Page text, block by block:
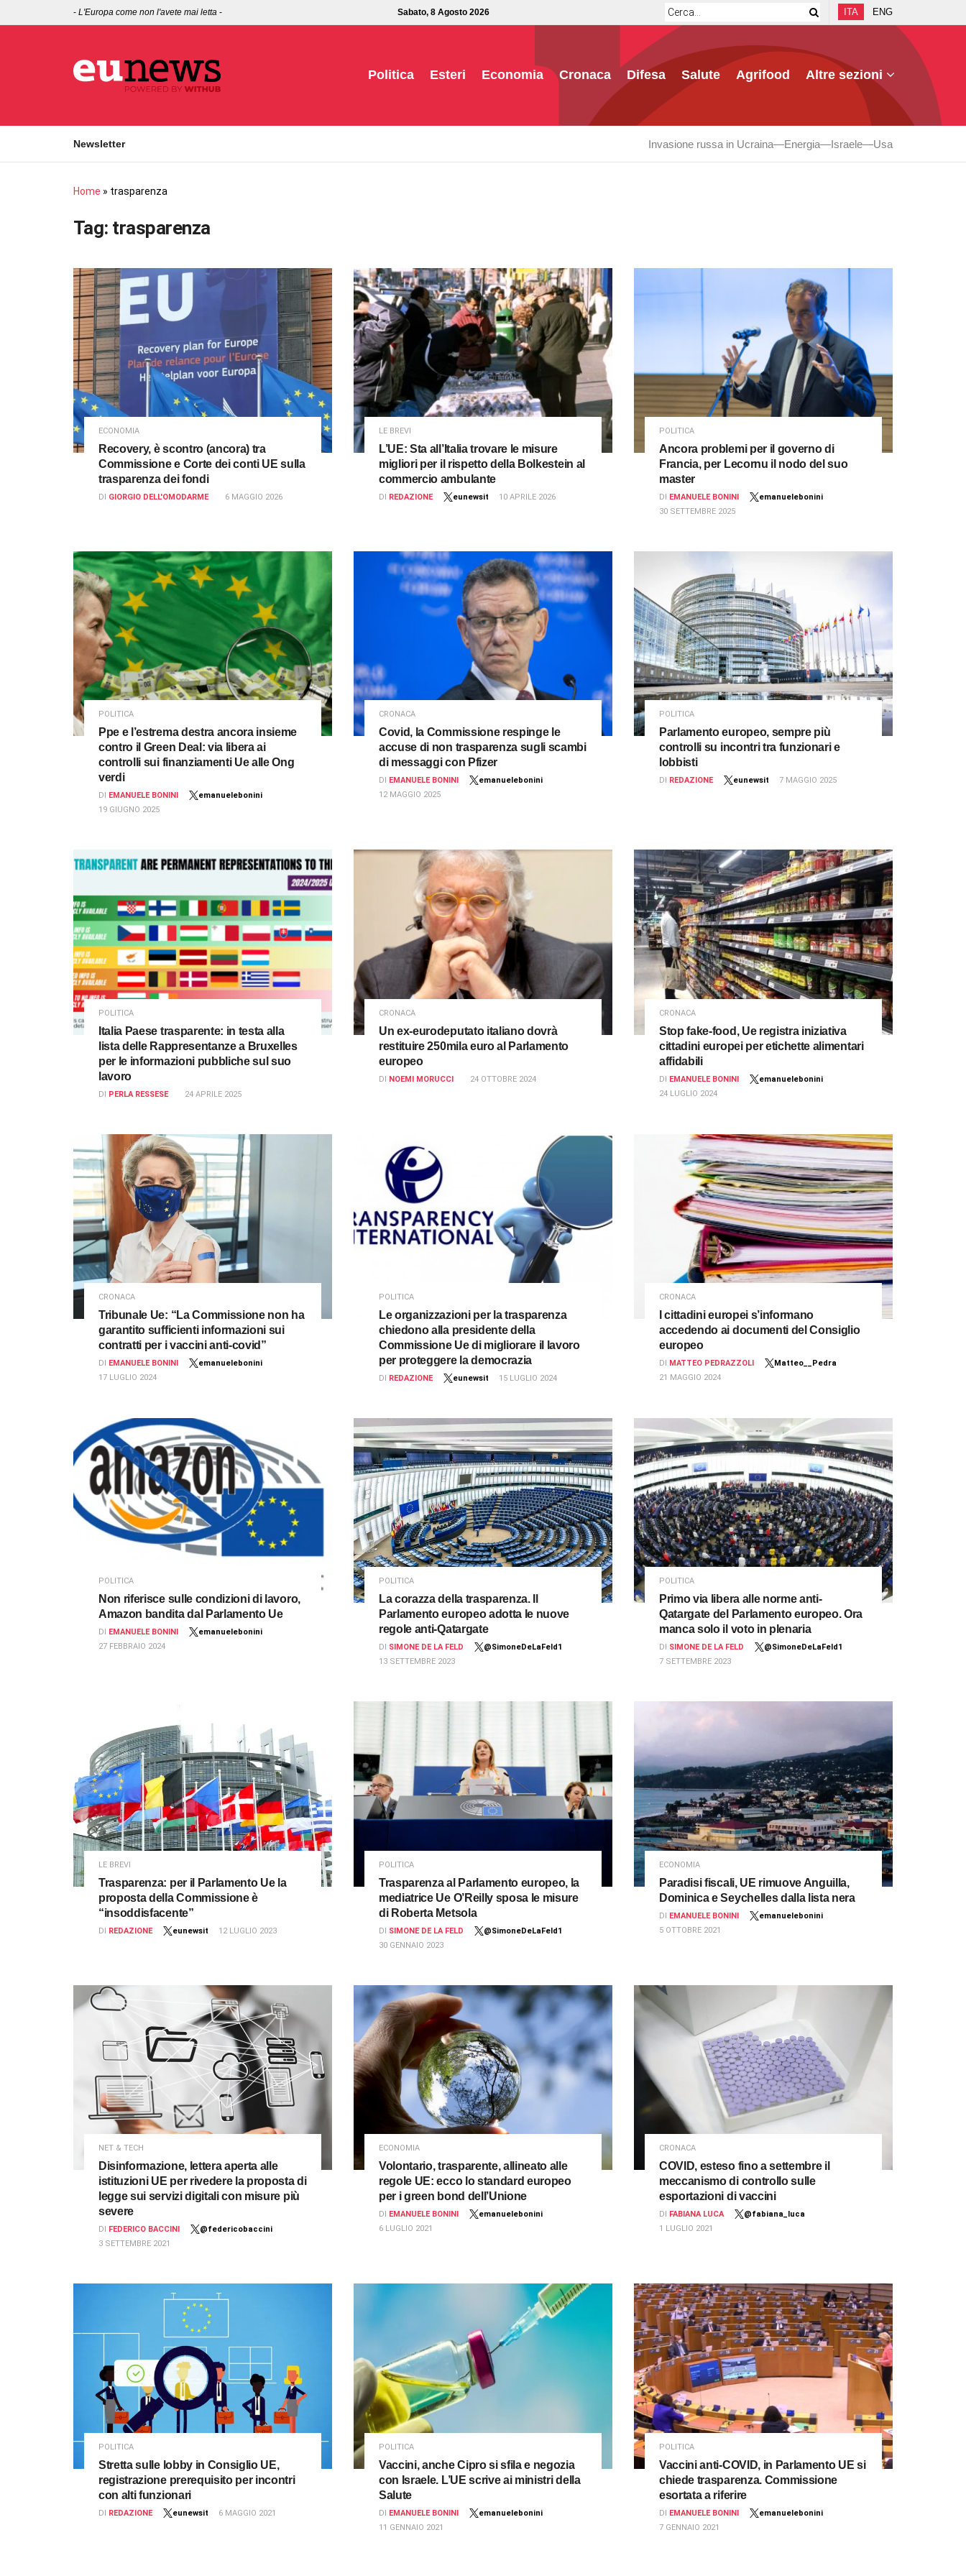
- L'Europa come non l'avete mai letta - Sabato, 8 Agosto 2026 ITA ENG
Politica Esteri Economia Cronaca Difesa Salute Agrifood Altre sezioni
Newsletter Invasione russa in Ucraina Energia Israele Usa
Home » trasparenza
Tag: trasparenza
ECONOMIA
Recovery, è scontro (ancora) tra
Commissione e Corte dei conti UE sulla
trasparenza dei fondi
DI GIORGIO DELL'OMODARME 6 MAGGIO 2026
LE BREVI
L’UE: Sta all’Italia trovare le misure
migliori per il rispetto della Bolkestein al
commercio ambulante
DI REDAZIONE eunewsit 10 APRILE 2026
POLITICA
Ancora problemi per il governo di
Francia, per Lecornu il nodo del suo
master
DI EMANUELE BONINI
emanuelebonini
30 SETTEMBRE 2025
POLITICA
Ppe e l’estrema destra ancora insieme
contro il Green Deal: via libera ai
controlli sui finanziamenti Ue alle Ong
verdi
DI EMANUELE BONINI
emanuelebonini
19 GIUGNO 2025
CRONACA
Covid, la Commissione respinge le
accuse di non trasparenza sugli scambi
di messaggi con Pfizer
DI EMANUELE BONINI
emanuelebonini
12 MAGGIO 2025
POLITICA
Parlamento europeo, sempre più
controlli su incontri tra funzionari e
lobbisti
DI REDAZIONE eunewsit 7 MAGGIO 2025
POLITICA
Italia Paese trasparente: in testa alla
lista delle Rappresentanze a Bruxelles
per le informazioni pubbliche sul suo
lavoro
DI PERLA RESSESE 24 APRILE 2025
CRONACA
Un ex-eurodeputato italiano dovrà
restituire 250mila euro al Parlamento
europeo
DI NOEMI MORUCCI 24 OTTOBRE 2024
CRONACA
Stop fake-food, Ue registra iniziativa
cittadini europei per etichette alimentari
affidabili
DI EMANUELE BONINI
emanuelebonini
24 LUGLIO 2024
CRONACA
Tribunale Ue: “La Commissione non ha
garantito sufficienti informazioni sui
contratti per i vaccini anti-covid”
DI EMANUELE BONINI
emanuelebonini
17 LUGLIO 2024
POLITICA
Le organizzazioni per la trasparenza
chiedono alla presidente della
Commissione Ue di migliorare il lavoro
per proteggere la democrazia
DI REDAZIONE eunewsit 15 LUGLIO 2024
CRONACA
I cittadini europei s’informano
accedendo ai documenti del Consiglio
europeo
DI MATTEO PEDRAZZOLI
Matteo__Pedra
21 MAGGIO 2024
POLITICA
Non riferisce sulle condizioni di lavoro,
Amazon bandita dal Parlamento Ue
DI EMANUELE BONINI
emanuelebonini
27 FEBBRAIO 2024
POLITICA
La corazza della trasparenza. Il
Parlamento europeo adotta le nuove
regole anti-Qatargate
DI SIMONE DE LA FELD
@SimoneDeLaFeld1
13 SETTEMBRE 2023
POLITICA
Primo via libera alle norme anti-
Qatargate del Parlamento europeo. Ora
manca solo il voto in plenaria
DI SIMONE DE LA FELD
@SimoneDeLaFeld1
7 SETTEMBRE 2023
LE BREVI
Trasparenza: per il Parlamento Ue la
proposta della Commissione è
“insoddisfacente”
DI REDAZIONE eunewsit 12 LUGLIO 2023
POLITICA
Trasparenza al Parlamento europeo, la
mediatrice Ue O’Reilly sposa le misure
di Roberta Metsola
DI SIMONE DE LA FELD
@SimoneDeLaFeld1
30 GENNAIO 2023
ECONOMIA
Paradisi fiscali, UE rimuove Anguilla,
Dominica e Seychelles dalla lista nera
DI EMANUELE BONINI
emanuelebonini
5 OTTOBRE 2021
NET & TECH
Disinformazione, lettera aperta alle
istituzioni UE per rivedere la proposta di
legge sui servizi digitali con misure più
severe
DI FEDERICO BACCINI
@federicobaccini
3 SETTEMBRE 2021
ECONOMIA
Volontario, trasparente, allineato alle
regole UE: ecco lo standard europeo
per i green bond dell’Unione
DI EMANUELE BONINI
emanuelebonini
6 LUGLIO 2021
CRONACA
COVID, esteso fino a settembre il
meccanismo di controllo sulle
esportazioni di vaccini
DI FABIANA LUCA
@fabiana_luca
1 LUGLIO 2021
POLITICA
Stretta sulle lobby in Consiglio UE,
registrazione prerequisito per incontri
con alti funzionari
DI REDAZIONE eunewsit 6 MAGGIO 2021
POLITICA
Vaccini, anche Cipro si sfila e negozia
con Israele. L’UE scrive ai ministri della
Salute
DI EMANUELE BONINI
emanuelebonini
11 GENNAIO 2021
POLITICA
Vaccini anti-COVID, in Parlamento UE si
chiede trasparenza. Commissione
esortata a riferire
DI EMANUELE BONINI
emanuelebonini
7 GENNAIO 2021